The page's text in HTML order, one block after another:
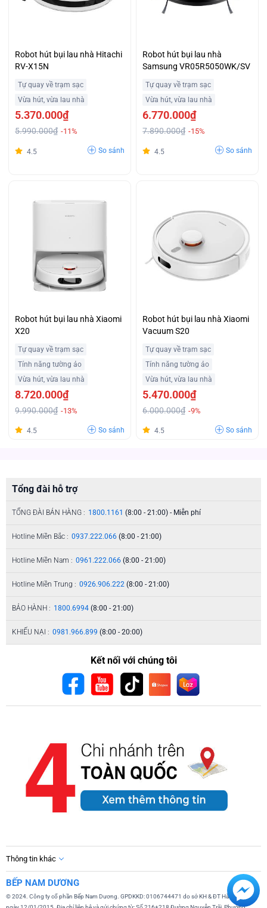
Robot hút bụi lau nhà Hitachi
RV-X15N
Tự quay về trạm sạc
Vừa hút, vừa lau nhà
5.370.000₫
5.990.000₫ -11%
4.5 So sánh
Robot hút bụi lau nhà
Samsung VR05R5050WK/SV
Tự quay về trạm sạc
Vừa hút, vừa lau nhà
6.770.000₫
7.890.000₫ -15%
4.5 So sánh
Robot hút bụi lau nhà Xiaomi
X20
Tự quay về trạm sạc
Tính năng tường ảo
Vừa hút, vừa lau nhà
8.720.000₫
9.990.000₫ -13%
4.5 So sánh
Robot hút bụi lau nhà Xiaomi
Vacuum S20
Tự quay về trạm sạc
Tính năng tường ảo
Vừa hút, vừa lau nhà
5.470.000₫
6.000.000₫ -9%
4.5 So sánh
Tổng đài hỗ trợ
TỔNG ĐÀI BÁN HÀNG : 1800.1161 (8:00 - 21:00) - Miễn phí
Hotline Miền Bắc : 0937.222.066 (8:00 - 21:00)
Hotline Miền Nam : 0961.222.066 (8:00 - 21:00)
Hotline Miền Trung : 0926.906.222 (8:00 - 21:00)
BẢO HÀNH : 1800.6994 (8:00 - 21:00)
KHIẾU NẠI : 0981.966.899 (8:00 - 20:00)
Kết nối với chúng tôi
Thông tin khác
BẾP NAM DƯƠNG
© 2024. Công ty cổ phần Bếp Nam Dương. GPDKKD: 0106744471 do sở KH & ĐT Hà Nội cấp